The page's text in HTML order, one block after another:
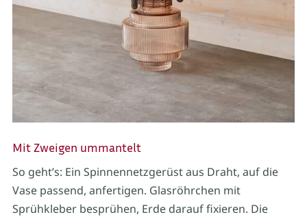
Mit Zweigen ummantelt
So geht’s: Ein Spinnennetzgerüst aus Draht, auf die
Vase passend, anfertigen. Glasröhrchen mit
Sprühkleber besprühen, Erde darauf fixieren. Die